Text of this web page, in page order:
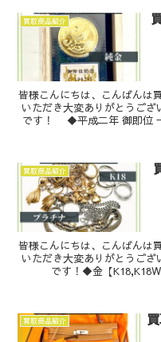
買取商品紹介
皆様こんにちは、こんばんは
いただき大変ありがとうございます。 今回、お買取
です！ ◆平成二年 御即位 十万円金貨 今回のお買取りの品は、天
買取商品紹介
皆様こんにちは、こんばんは
いただき大変ありがとうございます。 今回のお買取
です！◆金【
買取商品紹介